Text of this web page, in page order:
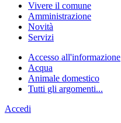
Vivere il comune
Amministrazione
Novità
Servizi
Accesso all'informazione
Acqua
Animale domestico
Tutti gli argomenti...
Accedi